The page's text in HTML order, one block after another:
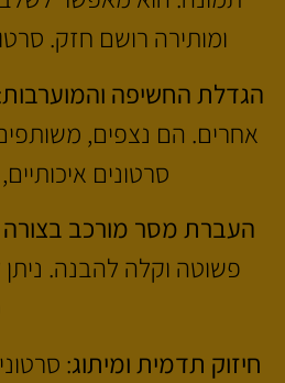
ומותירה רושם חזק.
הגדלת החשיפה והמוערבות
אחרים. הם נצפים,
סרטונים
העברת מסר מורכב
פשוטה וקלה להבנה.
חיזוק תדמית ומיתוג: